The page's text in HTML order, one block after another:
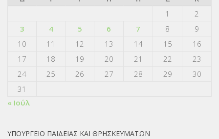
1
2
3
4 5 6 7 8
9
10
11 12 13 14 15
16
17
18 19 20 21 22
23
24
25 26 27 28 29
30
31
« Ιούλ
ΥΠΟΥΡΓΕΙΟ ΠΑΙΔΕΙΑΣ ΚΑΙ ΘΡΗΣΚΕΥΜΑΤΩΝ